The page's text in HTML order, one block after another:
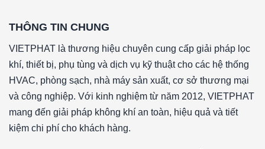
THÔNG TIN CHUNG
VIETPHAT là thương hiệu chuyên cung cấp giải pháp lọc
khí, thiết bị, phụ tùng và dịch vụ kỹ thuật cho các hệ thống
HVAC, phòng sạch, nhà máy sản xuất, cơ sở thương mại
và công nghiệp. Với kinh nghiệm từ năm 2012, VIETPHAT
mang đến giải pháp không khí an toàn, hiệu quả và tiết
kiệm chi phí cho khách hàng.